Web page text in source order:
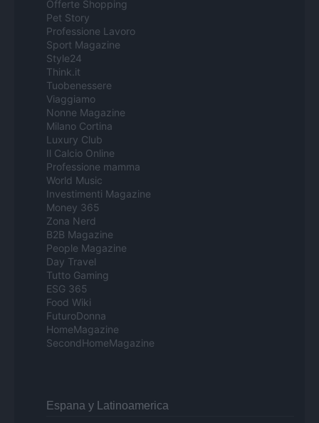
Offerte Shopping
Pet Story
Professione Lavoro
Sport Magazine
Style24
Think.it
Tuobenessere
Viaggiamo
Nonne Magazine
Milano Cortina
Luxury Club
Il Calcio Online
Professione mamma
World Music
Investimenti Magazine
Money 365
Zona Nerd
B2B Magazine
People Magazine
Day Travel
Tutto Gaming
ESG 365
Food Wiki
FuturoDonna
HomeMagazine
SecondHomeMagazine
Espana y Latinoamerica